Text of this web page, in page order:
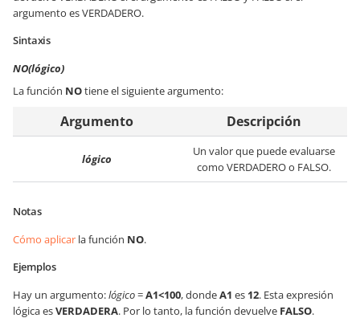
argumento es VERDADERO.
Sintaxis
NO(lógico)
La función NOtiene el siguiente argumento:
Argumento Descripción
lógico
Un valor que puede evaluarse
como VERDADERO o FALSO.
Notas
Cómo aplicar la función NO.
Ejemplos
Hay un argumento:lógico=A1<100, dondeA1 es 12. Esta expresión
lógica esVERDADERA. Por lo tanto, la función devuelve FALSO.